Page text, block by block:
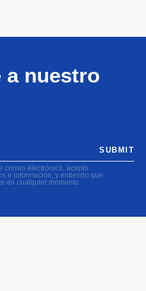
a nuestro
correo electrónico, acepto
e información, y entiendo que
en cualquier momento
SUBMIT